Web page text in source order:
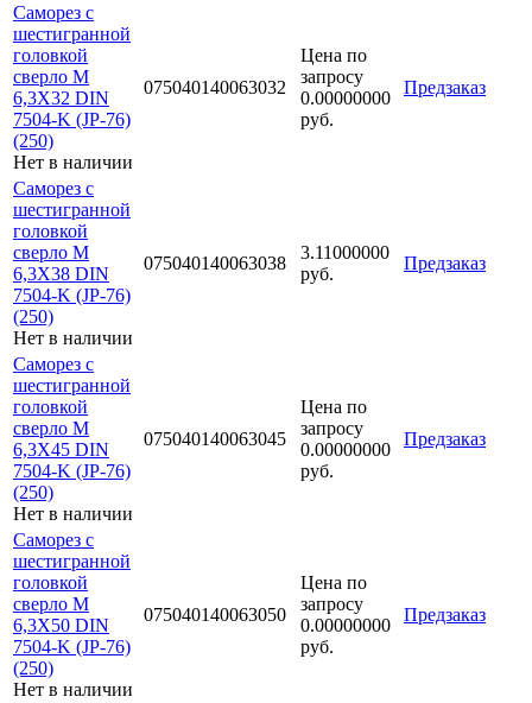
Саморез с
шестигранной
головкой
сверло М
6,3Х32 DIN
7504-K (JP-76)
(250)
Нет в наличии
075040140063032
Цена по
запросу
0.00000000
руб.
Предзаказ
Саморез с
шестигранной
головкой
сверло М
6,3Х38 DIN
7504-K (JP-76)
(250)
Нет в наличии
075040140063038
3.11000000
руб.
Предзаказ
Саморез с
шестигранной
головкой
сверло М
6,3Х45 DIN
7504-K (JP-76)
(250)
Нет в наличии
075040140063045
Цена по
запросу
0.00000000
руб.
Предзаказ
Саморез с
шестигранной
головкой
сверло М
6,3Х50 DIN
7504-K (JP-76)
(250)
Нет в наличии
075040140063050
Цена по
запросу
0.00000000
руб.
Предзаказ